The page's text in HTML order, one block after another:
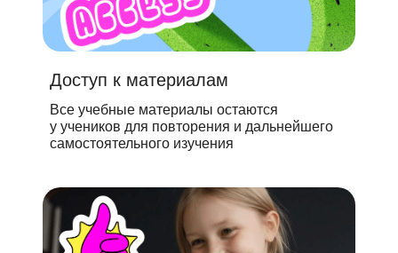
Доступ к материалам
Все учебные материалы остаются
у учеников для повторения и дальнейшего
самостоятельного изучения